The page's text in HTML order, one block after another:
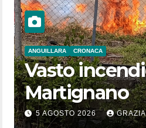
ANGUILLARA CRONACA
Vasto
Martignano
5 AGOSTO 2026